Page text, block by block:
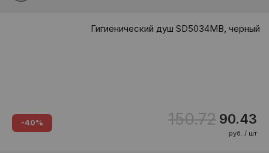
Гигиенический душ SD5034MB, черный
-40% 150.72 90.43
руб. / шт